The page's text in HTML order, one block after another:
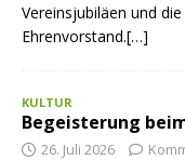
Vereinsjubiläen und
Ehrenvorstand.[…]
KULTUR
Begeisterung
26. Juli 2026